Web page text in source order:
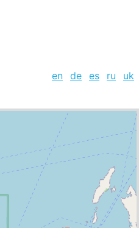
en de es ru
uk